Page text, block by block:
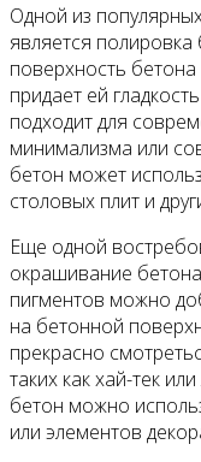
Одной из
является
поверхность
придает ей
подходит для
минимализма или
бетон может
столовых плит и
Еще одной
окрашивание
пигментов можно
на бетонной
прекрасно
таких как хай-тек
бетон можно
или элементов